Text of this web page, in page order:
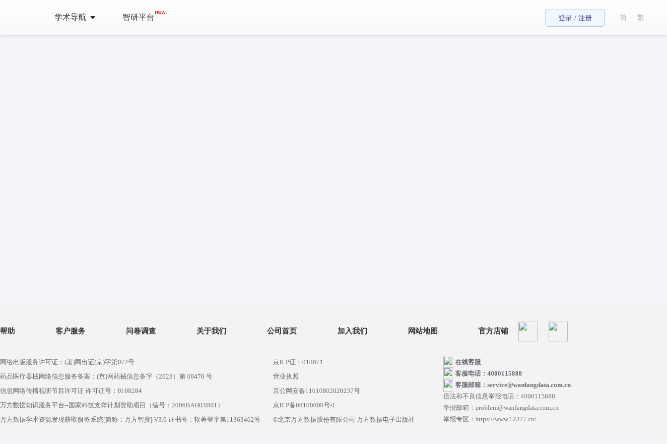
学术导航 智研平台 登录 / 注册 简 繁
帮助 客户服务 问卷调查 关于我们 公司首页 加入我们 网站地图 官方店铺
网络出版服务许可证：(署)网出证(京)字第072号
药品医疗器械网络信息服务备案：(京)网药械信息备字（2023）第 00470 号
信息网络传播视听节目许可证 许可证号：0108284
万方数据知识服务平台--国家科技支撑计划资助项目（编号：2006BAH03B01）
万方数据学术资源发现获取服务系统[简称：万方智搜] V3.0 证书号：软著登字第11363462号
京ICP证：010071
营业执照
京公网安备11010802020237号
京ICP备08100800号-1
©北京万方数据股份有限公司 万方数据电子出版社
在线客服
客服电话：4000115888
客服邮箱：service@wanfangdata.com.cn
违法和不良信息举报电话：4000115888
举报邮箱：problem@wanfangdata.com.cn
举报专区：https://www.12377.cn/